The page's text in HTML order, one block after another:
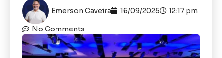
Emerson Caveira 16/09/2025 12:17 pm
No Comments